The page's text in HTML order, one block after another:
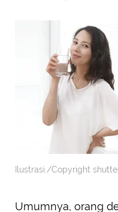
Ilustrasi./Copyright
Umumnya, orang